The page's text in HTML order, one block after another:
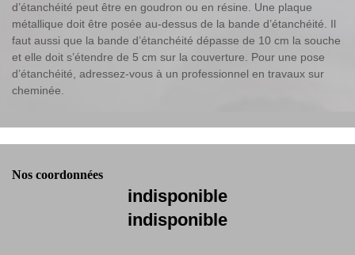
d’étanchéité peut être en goudron ou en résine. Une plaque
métallique doit être posée au-dessus de la bande d’étanchéité. Il
faut aussi que la bande d’étanchéité dépasse de 10 cm la souche
et elle doit s’étendre de 5 cm sur la couverture. Pour une pose
d’étanchéité, adressez-vous à un professionnel en travaux sur
cheminée.
Nos coordonnées
indisponible
indisponible